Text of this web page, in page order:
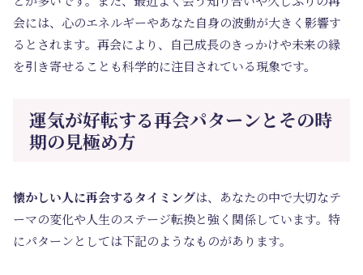
会には、心のエネルギーやあなた自身の波動が大きく影響す
るとされます。再会により、自己成長のきっかけや未来の縁
を引き寄せることも科学的に注目されている現象です。
運気が好転する再会パターンとその時
期の見極め方
懐かしい人に再会するタイミングは、あなたの中で大切なテ
ーマの変化や人生のステージ転換と強く関係しています。特
にパターンとしては下記のようなものがあります。